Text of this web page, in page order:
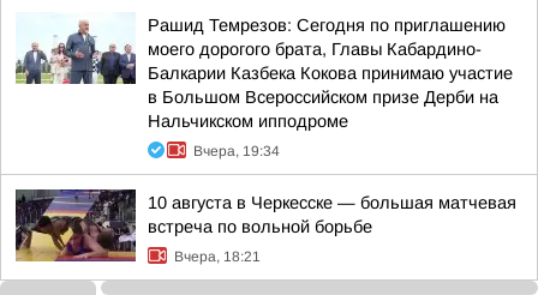
Рашид Темрезов: Сегодня по приглашению
моего дорогого брата, Главы Кабардино-
Балкарии Казбека Кокова принимаю участие
в Большом Всероссийском призе Дерби на
Нальчикском ипподроме
Вчера, 19:34
10 августа в Черкесске — большая матчевая
встреча по вольной борьбе
Вчера, 18:21